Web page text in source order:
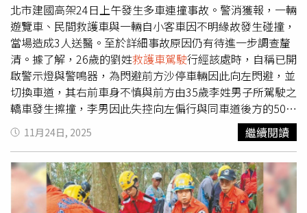
北市建國高架24日上午發生多車連撞事故。警消獲報，一輛
遊覽車、民間救護車與一輛自小客車因不明緣故發生碰撞，
當場造成3人送醫。至於詳細事故原因仍有待進一步調查釐
清。據了解，26歲的劉姓救護車駕駛行經該處時，自稱已開
啟警示燈與警鳴器，為閃避前方沙停車輛因此向左閃避，並
切換車道，其右前車身不慎與前方由35歲李姓男子所駕駛之
轎車發生擦撞，李男因此失控向左偏行與同車道後方的50歲
鄭姓遊覽車司機發生擦撞，強大撞擊力道當場造成遊覽車擋
風玻璃凹陷毀損，而民間救護車的車屁股也被撞到凹陷。遊
覽車擋風玻璃破裂毀損。（圖／翻攝畫面）警消獲報到場
後，50歲鄭姓遊覽車司機表示其有右腳扭傷，車上乘客也有
頭暈情形，不過2人均未送醫；而劉姓救護車駕駛則有輕微
腦震盪與腰部挫傷情形，被送往台大醫院救治、救護車上的
11月24日, 2025 繼續閱讀